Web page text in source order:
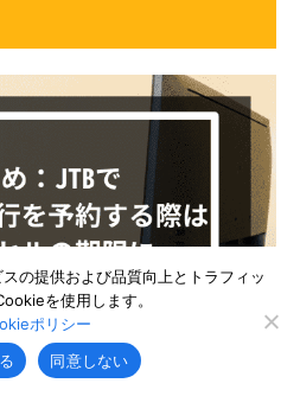
の提供および品質向上とトラフィッ
を使用します。
ポリシー
同意しない